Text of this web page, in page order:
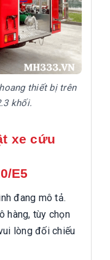
thiết bị trên
khối.
xe cứu
E5
đang mô tả.
hàng, tùy chọn
lòng đối chiếu